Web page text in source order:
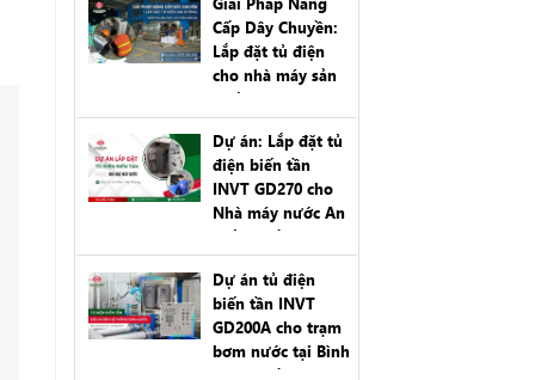
PHÒNG
Cấp Dây Chuyền:
Lắp đặt tủ điện
cho nhà máy sản
xuất cám Con Cò
tại Hải Phòng
Dự án: Lắp đặt tủ
điện biến tần
INVT GD270 cho
Nhà máy nước An
Tiến – Hải Phòng
Dự án tủ điện
biến tần INVT
GD200A cho trạm
bơm nước tại Bình
Liêu, Quảng Ninh